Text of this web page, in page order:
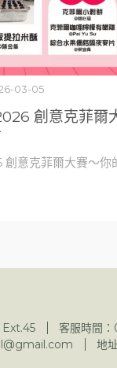
創意克菲爾
03-05
意克菲爾大賽～你
客服時間：
地